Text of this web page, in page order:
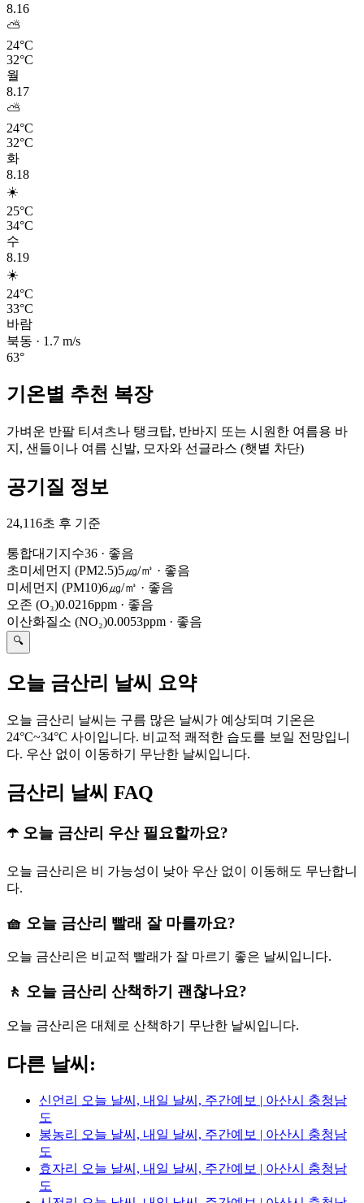
8.16
⛅
24°C
32°C
월
8.17
⛅
24°C
32°C
화
8.18
☀️
25°C
34°C
수
8.19
☀️
24°C
33°C
바람
북동 · 1.7 m/s
63°
기온별 추천 복장
가벼운 반팔 티셔츠나 탱크탑, 반바지 또는 시원한 여름용 바
지, 샌들이나 여름 신발, 모자와 선글라스 (햇볕 차단)
공기질 정보
24,116초 후 기준
통합대기지수36 · 좋음
초미세먼지 (PM2.5)5㎍/㎥ · 좋음
미세먼지 (PM10)6㎍/㎥ · 좋음
오존 (O₃)0.0216ppm · 좋음
이산화질소 (NO₂)0.0053ppm · 좋음
🔍
오늘 금산리 날씨 요약
오늘 금산리 날씨는 구름 많은 날씨가 예상되며 기온은
24°C~34°C 사이입니다. 비교적 쾌적한 습도를 보일 전망입니
다. 우산 없이 이동하기 무난한 날씨입니다.
금산리 날씨 FAQ
☂️ 오늘 금산리 우산 필요할까요?
오늘 금산리은 비 가능성이 낮아 우산 없이 이동해도 무난합니
다.
🧺 오늘 금산리 빨래 잘 마를까요?
오늘 금산리은 비교적 빨래가 잘 마르기 좋은 날씨입니다.
🚶 오늘 금산리 산책하기 괜찮나요?
오늘 금산리은 대체로 산책하기 무난한 날씨입니다.
다른 날씨:
신언리 오늘 날씨, 내일 날씨, 주간예보 | 아산시 충청남
도
봉농리 오늘 날씨, 내일 날씨, 주간예보 | 아산시 충청남
도
효자리 오늘 날씨, 내일 날씨, 주간예보 | 아산시 충청남
도